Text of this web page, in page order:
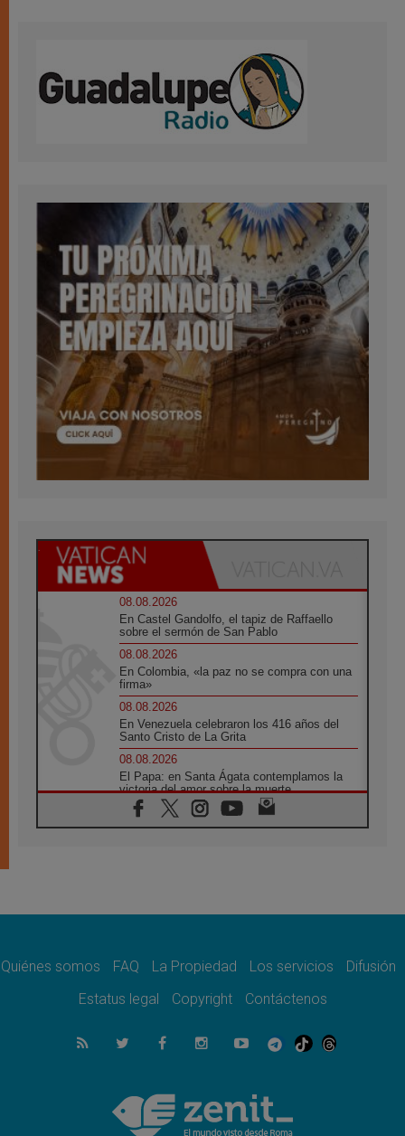
08.08.2026
En Castel Gandolfo, el tapiz de Raffaello
sobre el sermón de San Pablo
08.08.2026
En Colombia, «la paz no se compra con una
firma»
08.08.2026
En Venezuela celebraron los 416 años del
Santo Cristo de La Grita
08.08.2026
El Papa: en Santa Ágata contemplamos la
victoria del amor sobre la muerte
08.08.2026
León XIV visitará el Santuario de la Madre
07.08.2026
07.08.2026
el compromiso del cristiano"
La matanza de niños en Gaza no cesa: 300
muertos en 300 días
Tagle: La guerra desfigura el mundo, solo la
revelación de Dios lo transfigura
Quiénes somos FAQ La Propiedad Los servicios
Difusión
Estatus legal
Copyright Contáctenos